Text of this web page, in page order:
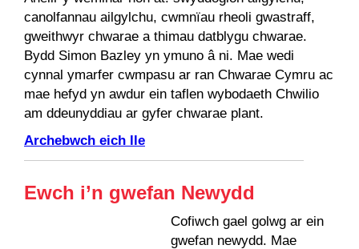
canolfannau ailgylchu, cwmnïau rheoli gwastraff,
gweithwyr chwarae a thimau datblygu chwarae.
Bydd Simon Bazley yn ymuno â ni. Mae wedi
cynnal ymarfer cwmpasu ar ran Chwarae Cymru ac
mae hefyd yn awdur ein taflen wybodaeth Chwilio
am ddeunyddiau ar gyfer chwarae plant.
Archebwch eich lle
Ewch i’n gwefan Newydd
Cofiwch gael golwg ar ein
gwefan newydd. Mae